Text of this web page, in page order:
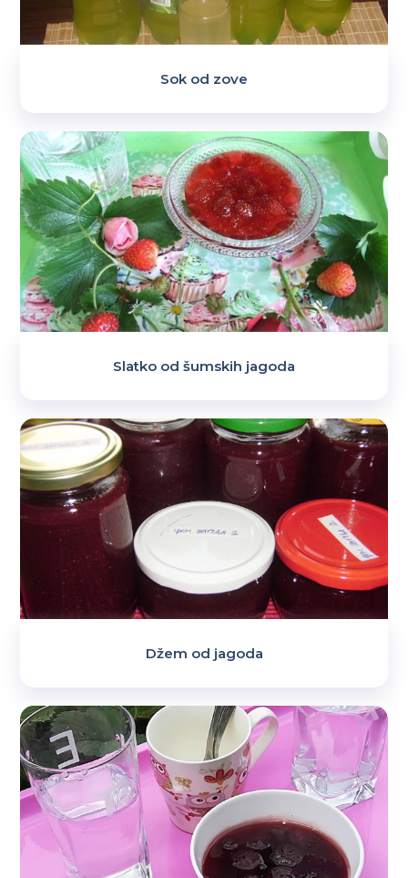
Sok od zove
Slatko od šumskih jagoda
Džem od jagoda